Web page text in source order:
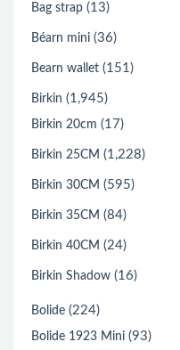
Bag strap (13)
Béarn mini (36)
Bearn wallet (151)
Birkin (1,945)
Birkin 20cm (17)
Birkin 25CM (1,228)
Birkin 30CM (595)
Birkin 35CM (84)
Birkin 40CM (24)
Birkin Shadow (16)
Bolide (224)
Bolide 1923 Mini (93)